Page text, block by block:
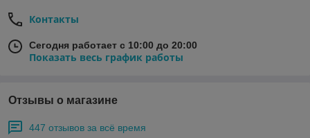
Контакты
Сегодня работает с 10:00 до 20:00
Показать весь график работы
Отзывы о магазине
447 отзывов за всё время